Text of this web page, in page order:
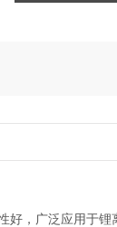
好，广泛应用于锂